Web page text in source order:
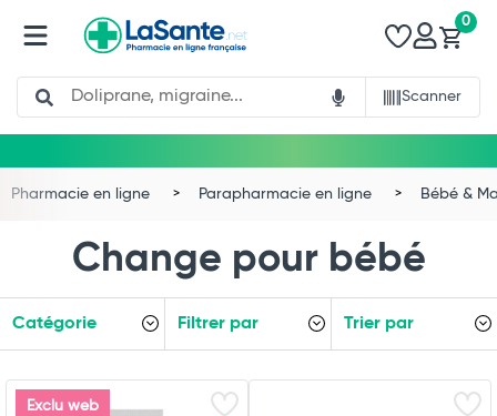
Search
Scanner
0
Pharmacie en ligne Parapharmacie en ligne Bébé &
Change pour bébé
Catégorie Filtrer par Trier par
Exclu web